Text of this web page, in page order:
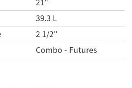
21"
39.3 L
2 1/2"
Combo - Futures